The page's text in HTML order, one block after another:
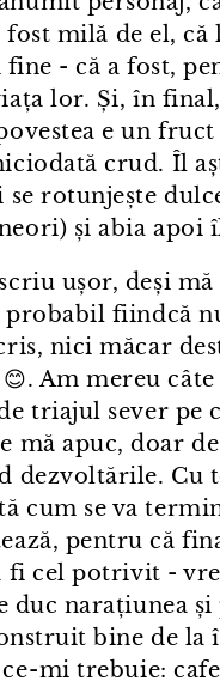
fost milă de el,
- că a fost,
lor. Și, în
e un fruct
crud. Îl
se rotunjește
și abia apoi
ușor, deși mă
fiindcă
nici măcar
Am mereu
triajul sever pe
mă apuc, doar de
dezvoltările. Cu
cum se va
pentru că
fi cel potrivit -
narațiunea și
bine de la
⁠mi trebuie: